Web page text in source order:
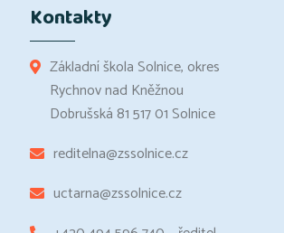
Kontakty
Základní škola Solnice, okres
Rychnov nad Kněžnou
Dobrušská 81 517 01 Solnice
reditelna@zssolnice.cz
uctarna@zssolnice.cz